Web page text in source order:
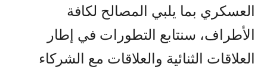
العسكري بما يلبي المصالح لكافة
الأطراف، سنتابع التطورات في إطار
العلاقات الثنائية والعلاقات مع الشركاء